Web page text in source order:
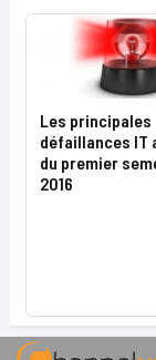
Les principales
défaillances IT
du premier
2016